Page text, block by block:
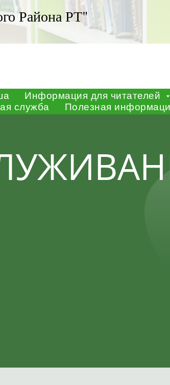
Района РТ"
Информация для читателей
служба Полезная
служба Полезная